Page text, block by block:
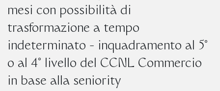
mesi con possibilità di
trasformazione a tempo
indeterminato - inquadramento al 5°
o al 4° livello del CCNL Commercio
in base alla seniority